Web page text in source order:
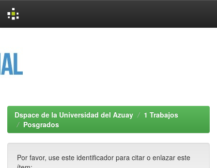
Dspace de la Universidad del Azuay
1 Trabajos
Posgrados
Por favor, use este identificador para citar o enlazar este